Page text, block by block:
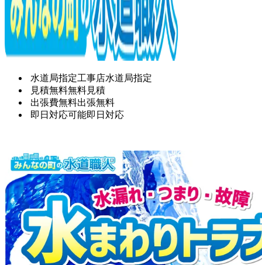
水道局指定工事店水道局指定
見積無料無料見積
出張費無料出張無料
即日対応可能即日対応